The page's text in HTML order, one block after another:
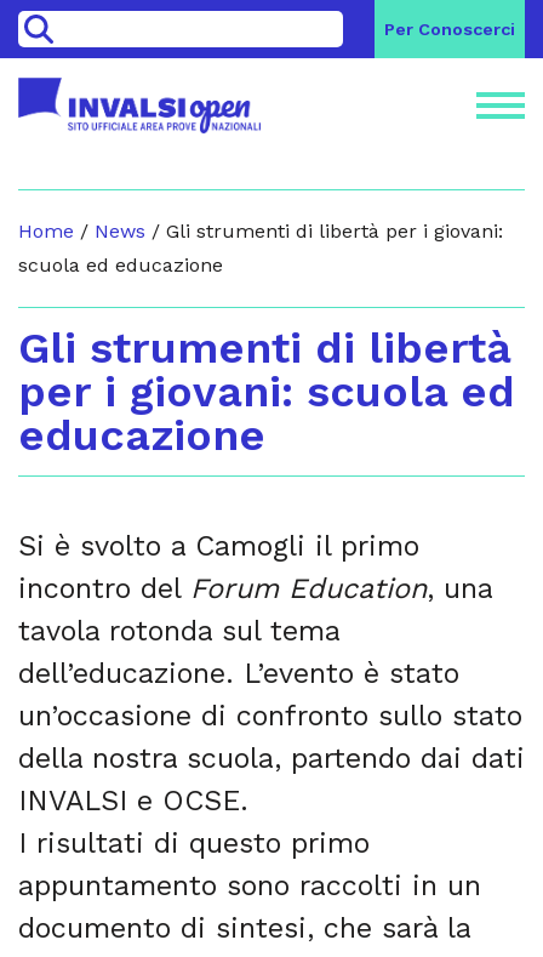
> Per Conoscerci
Home / News / Gli strumenti di libertà per i giovani:
scuola ed educazione
Gli strumenti di libertà
per i giovani: scuola ed
educazione
Si è svolto a Camogli il primo
incontro del Forum Education, una
tavola rotonda sul tema
dell’educazione. L’evento è stato
un’occasione di confronto sullo stato
della nostra scuola, partendo dai dati
INVALSI e OCSE.
I risultati di questo primo
appuntamento sono raccolti in un
documento di sintesi, che sarà la